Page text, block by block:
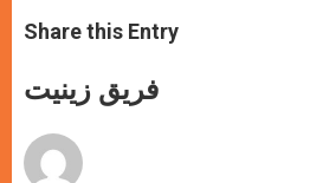
t
s
p
p
s
e
g
e
e
b
o
k
Share this Entry
فريق زينيت